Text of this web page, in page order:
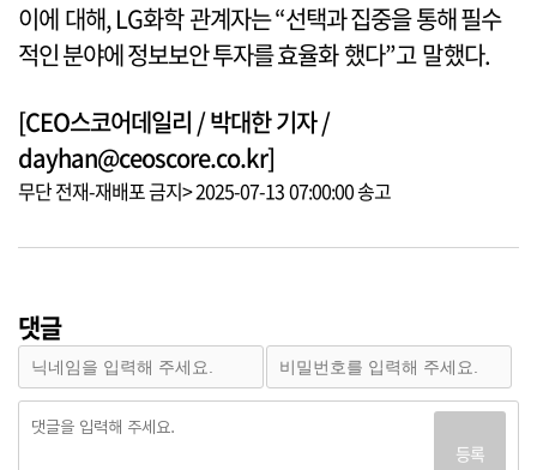
이에 대해, LG화학 관계자는 “선택과 집중을 통해 필수
적인 분야에 정보보안 투자를 효율화 했다”고 말했다.
[CEO스코어데일리 / 박대한 기자 /
dayhan@ceoscore.co.kr]
무단 전재-재배포 금지> 2025-07-13 07:00:00 송고
댓글
등록